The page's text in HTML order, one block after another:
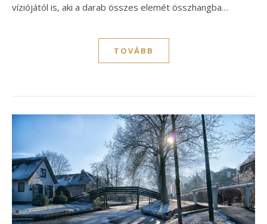
víziójától is, aki a darab összes elemét összhangba…
TOVÁBB